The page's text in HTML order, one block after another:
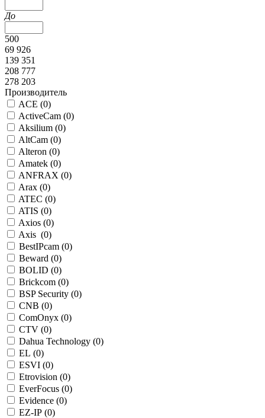
До
500
69 926
139 351
208 777
278 203
Производитель
ACE (0)
ActiveCam (0)
Aksilium (0)
AltCam (0)
Alteron (0)
Amatek (0)
ANFRAX (0)
Arax (0)
ATEC (0)
ATIS (0)
Axios (0)
Axis (0)
BestIPcam (0)
Beward (0)
BOLID (0)
Brickcom (0)
BSP Security (0)
CNB (0)
ComOnyx (0)
CTV (0)
Dahua Technology (0)
EL (0)
ESVI (0)
Etrovision (0)
EverFocus (0)
Evidence (0)
EZ-IP (0)